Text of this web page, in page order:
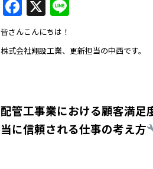
F
a
c
e
o
o
k
X
e
皆さんこんにちは！
株式会社翔設工業、更新担当の中西です。
配管工事業における顧客満足
当に信頼される仕事の考え方